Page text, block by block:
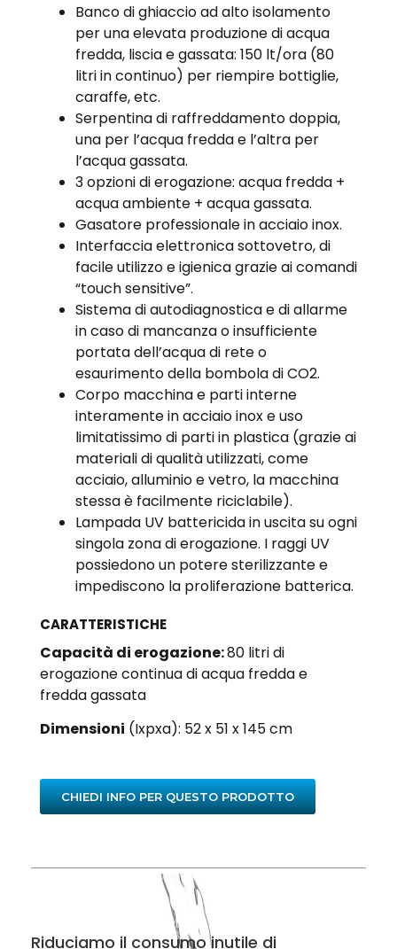
Riduciamo il consumo inutile di
Banco di ghiaccio ad alto isolamento
per una elevata produzione di acqua
fredda, liscia e gassata: 150 lt/ora (80
litri in continuo) per riempire bottiglie,
caraffe, etc.
Serpentina di raffreddamento doppia,
una per l’acqua fredda e l’altra per
l’acqua gassata.
3 opzioni di erogazione: acqua fredda +
acqua ambiente + acqua gassata.
Gasatore professionale in acciaio inox.
Interfaccia elettronica sottovetro, di
facile utilizzo e igienica grazie ai comandi
“touch sensitive”.
Sistema di autodiagnostica e di allarme
in caso di mancanza o insufficiente
portata dell’acqua di rete o
esaurimento della bombola di CO2.
Corpo macchina e parti interne
interamente in acciaio inox e uso
limitatissimo di parti in plastica (grazie ai
materiali di qualità utilizzati, come
acciaio, alluminio e vetro, la macchina
stessa è facilmente riciclabile).
Lampada UV battericida in uscita su ogni
singola zona di erogazione. I raggi UV
possiedono un potere sterilizzante e
impediscono la proliferazione batterica.
CARATTERISTICHE
Capacità di erogazione:80 litri di
erogazione continua di acqua fredda e
fredda gassata
Dimensioni (Ixpxa): 52 x 51 x 145 cm
CHIEDI INFO PER QUESTO PRODOTTO